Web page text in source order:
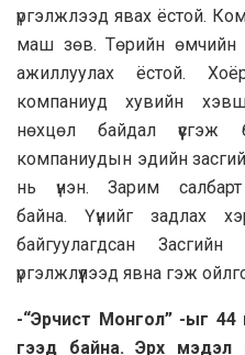
үргэлжлээд явах ёстой.
маш зөв. Төрийн өмчийн
ажиллуулах ёстой.
компаниуд хувийн
нөхцөл байдал үүсгэж
компаниудын эдийн
нь үнэн. Зарим
байна. Үүнийг задлах
байгуулагдсан
үргэлжлүүлээд явна гэж
-“Эрчист Монгол” -ыг 44
гээд байна. Эрх мэдэл